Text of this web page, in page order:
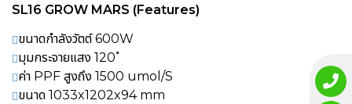
SL16 GROW MARS (Features)
ขนาดกำลังวัตต์ 600W
มุมกระจายแสง 120 ํ
ค่า PPF สูงถึง 1500 umol/S
ขนาด 1033x1202x94 mm